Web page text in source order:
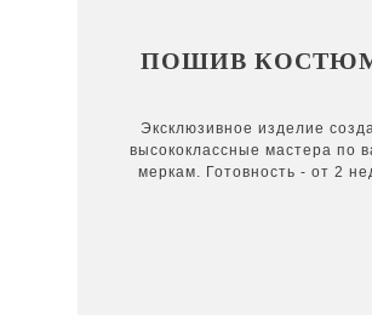
Эксклюзивное изделие
высококлассные мастера по
меркам. Готовность - от 2
ПОШИВ